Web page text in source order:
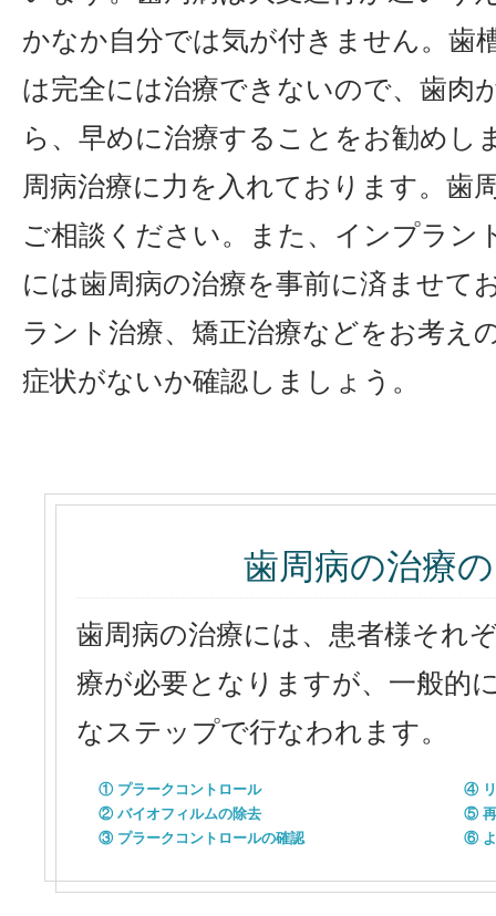
かなか自分では気が付きません。歯
は完全には治療できないので、歯肉
ら、早めに治療することをお勧めし
周病治療に力を入れております。歯
ご相談ください。また、インプラン
には歯周病の治療を事前に済ませて
ラント治療、矯正治療などをお考え
症状がないか確認しましょう。
歯周病の治療
歯周病の治療には、患者様それ
療が必要となりますが、一般的
なステップで行なわれます。
① プラークコントロール
② バイオフィルムの除去
③ プラークコントロールの確認
④ リ
⑤
⑥ よ